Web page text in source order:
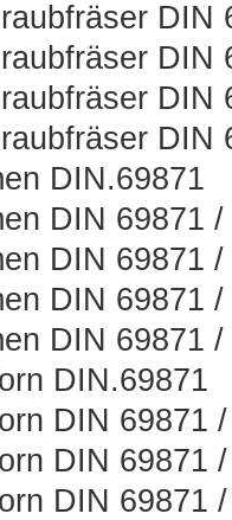
DIN
DIN
DIN
DIN
DIN.69871
DIN 69871
DIN 69871
DIN 69871
DIN 69871
DIN.69871
DIN 69871
DIN 69871
DIN 69871